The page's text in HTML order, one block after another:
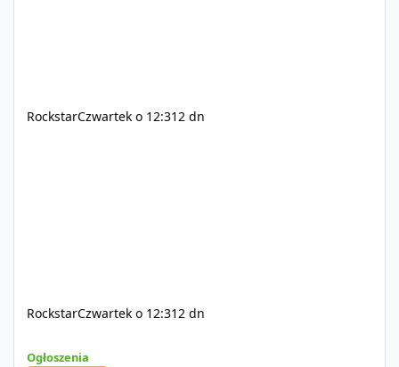
RockstarCzwartek o 12:312 dn
RockstarCzwartek o 12:312 dn
Ogłoszenia